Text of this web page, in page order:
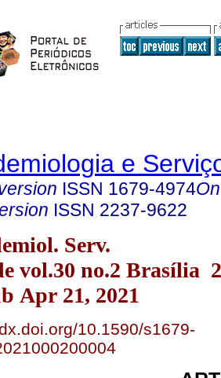
e
ISSN 1679-4974
ISSN 2237-9622
Serv.
vol.30 no.2 Brasília
Apr 21, 2021
10.1590/s1679-